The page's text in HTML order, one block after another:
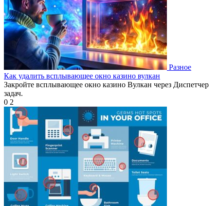
Разное
Как удалить всплывающее окно казино вулкан
Закройте всплывающее окно казино Вулкан через Диспетчер
задач.
0 2